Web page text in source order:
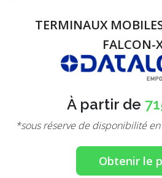
TERMINAUX
FALCON-
À partir de
*sous réserve de disponibilité
Obtenir le